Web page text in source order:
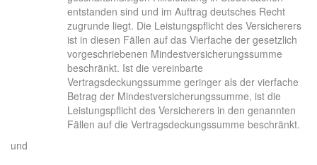
entstanden sind und im Auftrag deutsches Recht
zugrunde liegt. Die Leistungspflicht des Versicherers
ist in diesen Fällen auf das Vierfache der gesetzlich
vorgeschriebenen Mindestversicherungssumme
beschränkt. Ist die vereinbarte
Vertragsdeckungssumme geringer als der vierfache
Betrag der Mindestversicherungssumme, ist die
Leistungspflicht des Versicherers in den genannten
Fällen auf die Vertragsdeckungssumme beschränkt.
und